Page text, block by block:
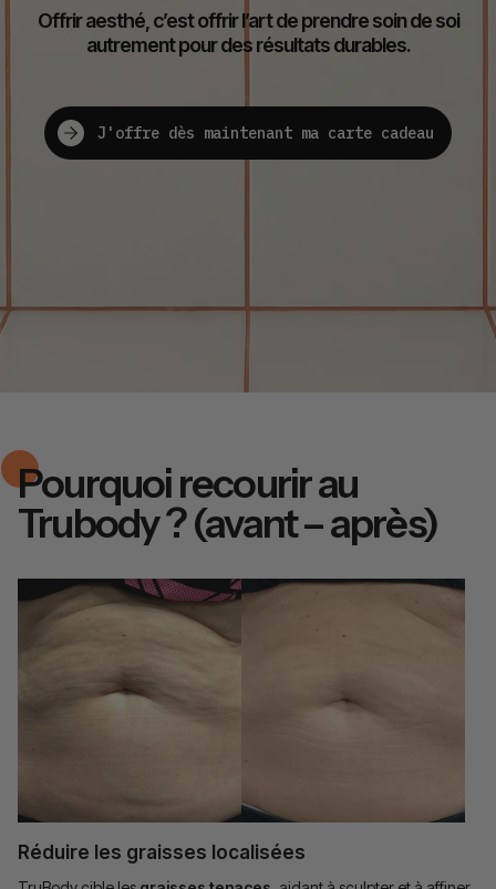
Offrir aesthé, c’est offrir l’art de prendre soin de soi
autrement pour des résultats durables.
J'offre dès maintenant ma carte cadeau
Pourquoi recourir au
Trubody ? (avant – après)
Réduire les graisses localisées